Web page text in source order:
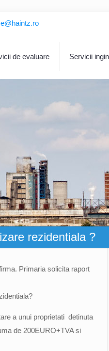
de evaluare Servicii
rezidentiala ?
Primaria solicita raport
a unui proprietati detinuta
de 200EURO+TVA si